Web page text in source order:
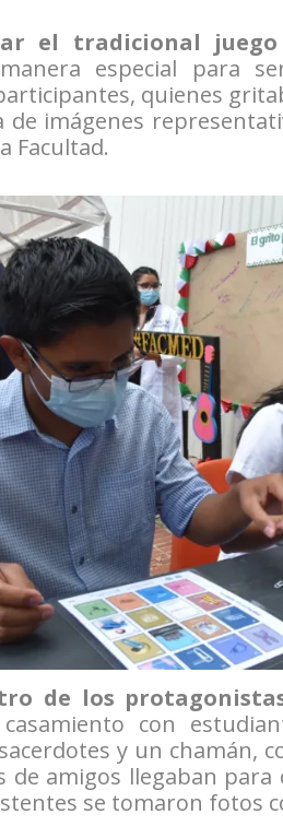
el tradicional
especial para
quienes
de imágenes
Facultad.
de los
con
y un chamán,
de amigos llegaban
se tomaron fotos